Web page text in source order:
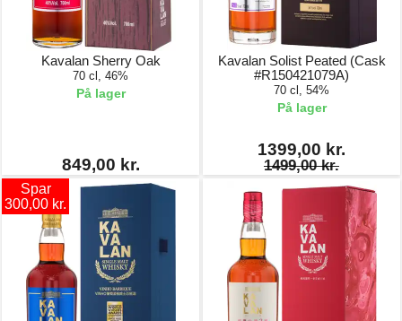
Kavalan Sherry Oak
70 cl, 46%
På lager
849,00 kr.
Kavalan Solist Peated (Cask
#R150421079A)
70 cl, 54%
På lager
1399,00 kr.
1499,00 kr.
Spar
300,00 kr.